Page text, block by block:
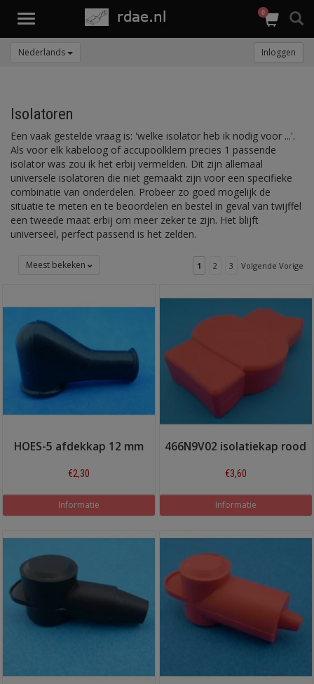
Toggle
0
Nederlands Inloggen
Isolatoren
Een vaak gestelde vraag is: 'welke isolator heb ik nodig voor ...'.
Als voor elk kabeloog of accupoolklem precies 1 passende
isolator was zou ik het erbij vermelden. Dit zijn allemaal
universele isolatoren die niet gemaakt zijn voor een specifieke
combinatie van onderdelen. Probeer zo goed mogelijk de
situatie te meten en te beoordelen en bestel in geval van twijffel
een tweede maat erbij om meer zeker te zijn. Het blijft
universeel, perfect passend is het zelden.
Meest bekeken 1 2 3 Volgende Vorige
HOES-5 afdekkap 12 mm
€2,30
Informatie
466N9V02 isolatiekap rood
€3,60
Informatie